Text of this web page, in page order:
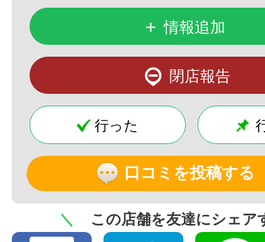
+ 情報追加
閉店報告
行った
口コミを投稿する
＼ この店舗を友達にシェア